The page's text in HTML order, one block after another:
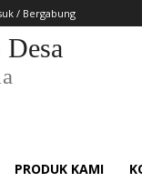
/ Bergabung
PRODUK KAMI